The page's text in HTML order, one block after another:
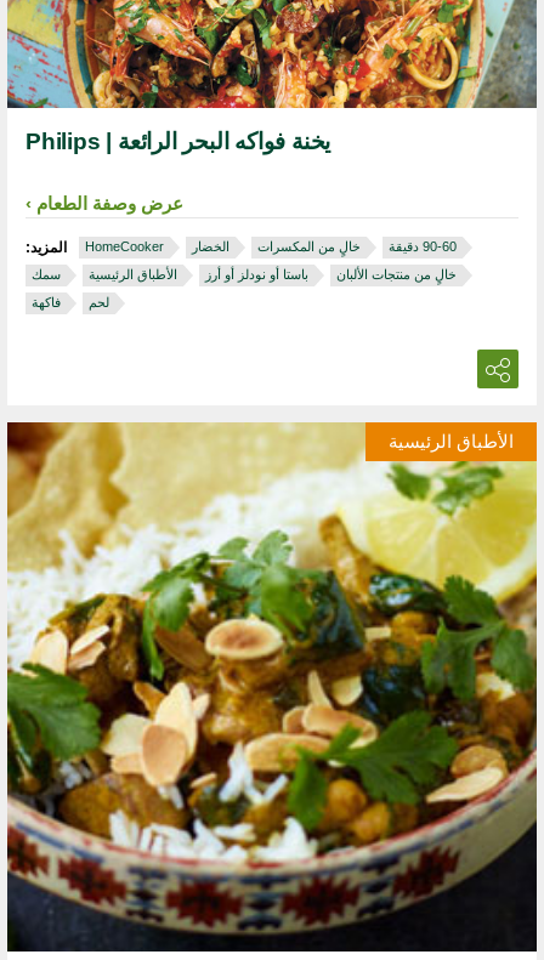
يخنة فواكه البحر الرائعة | Philips
عرض وصفة الطعام
المزيد: HomeCooker الخضار خالٍ من المكسرات
سمك
الأطباق الرئيسية باستا أو نودلز أو أرز
خالٍ من منتجات الألبان
فاكهة
لحم
الأطباق الرئيسية